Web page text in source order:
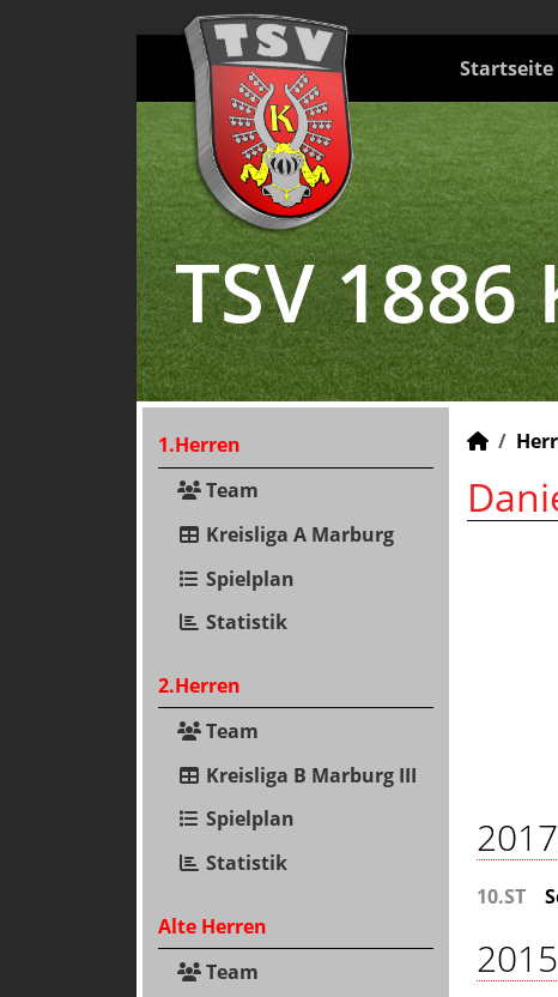
Startseite
TSV 1886
1.Herren
Team
Kreisliga A Marburg
Spielplan
Statistik
2.Herren
Team
Kreisliga B Marburg III
Spielplan
Statistik
Alte Herren
Team
10.ST